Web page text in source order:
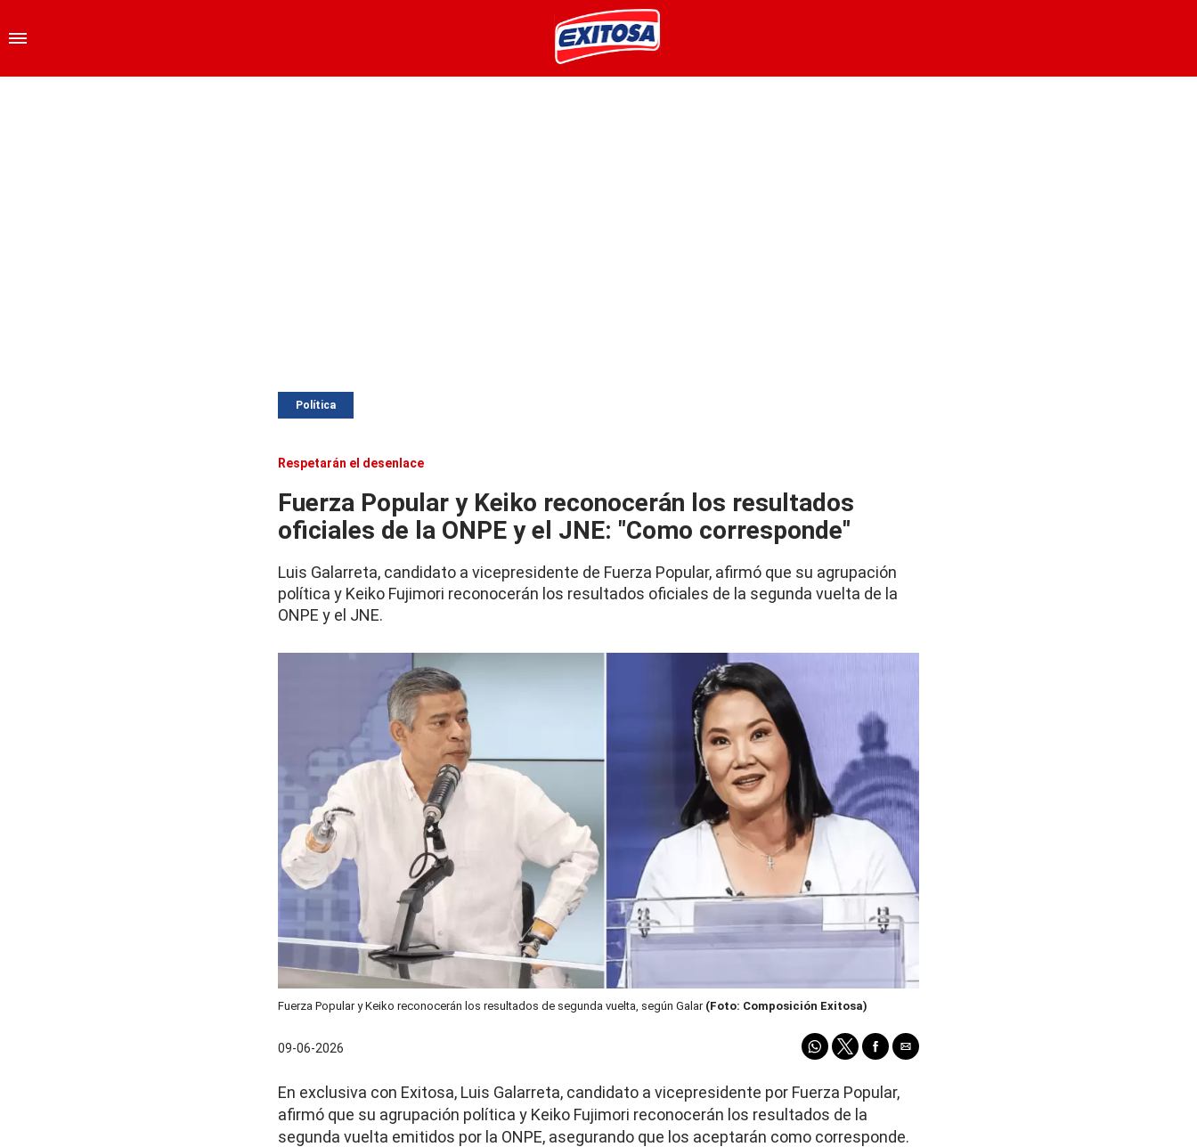
Política
Respetarán el desenlace
Fuerza Popular y Keiko reconocerán los resultados
oficiales de la ONPE y el JNE: "Como corresponde"
Luis Galarreta, candidato a vicepresidente de Fuerza Popular, afirmó que su agrupación
política y Keiko Fujimori reconocerán los resultados oficiales de la segunda vuelta de la
ONPE y el JNE.
Fuerza Popular y Keiko reconocerán los resultados de segunda vuelta, según Galar (Foto: Composición Exitosa)
09-06-2026
En exclusiva con Exitosa, Luis Galarreta, candidato a vicepresidente por Fuerza Popular,
afirmó que su agrupación política y Keiko Fujimori reconocerán los resultados de la
segunda vuelta emitidos por la ONPE, asegurando que los aceptarán como corresponde.